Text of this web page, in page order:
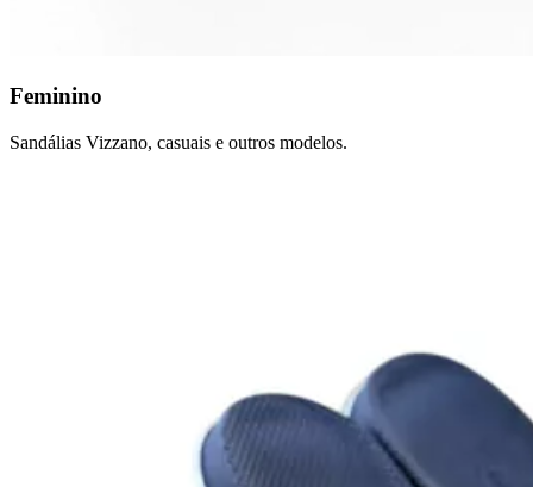
Feminino
Sandálias Vizzano, casuais e outros modelos.